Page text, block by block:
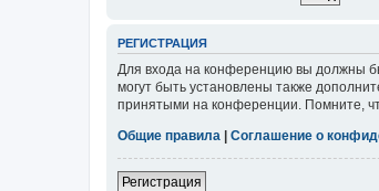
РЕГИСТРАЦИЯ
Для входа на конференцию вы должны
могут быть установлены также
принятыми на конференции. Помните,
Общие правила | Соглашение о
Регистрация